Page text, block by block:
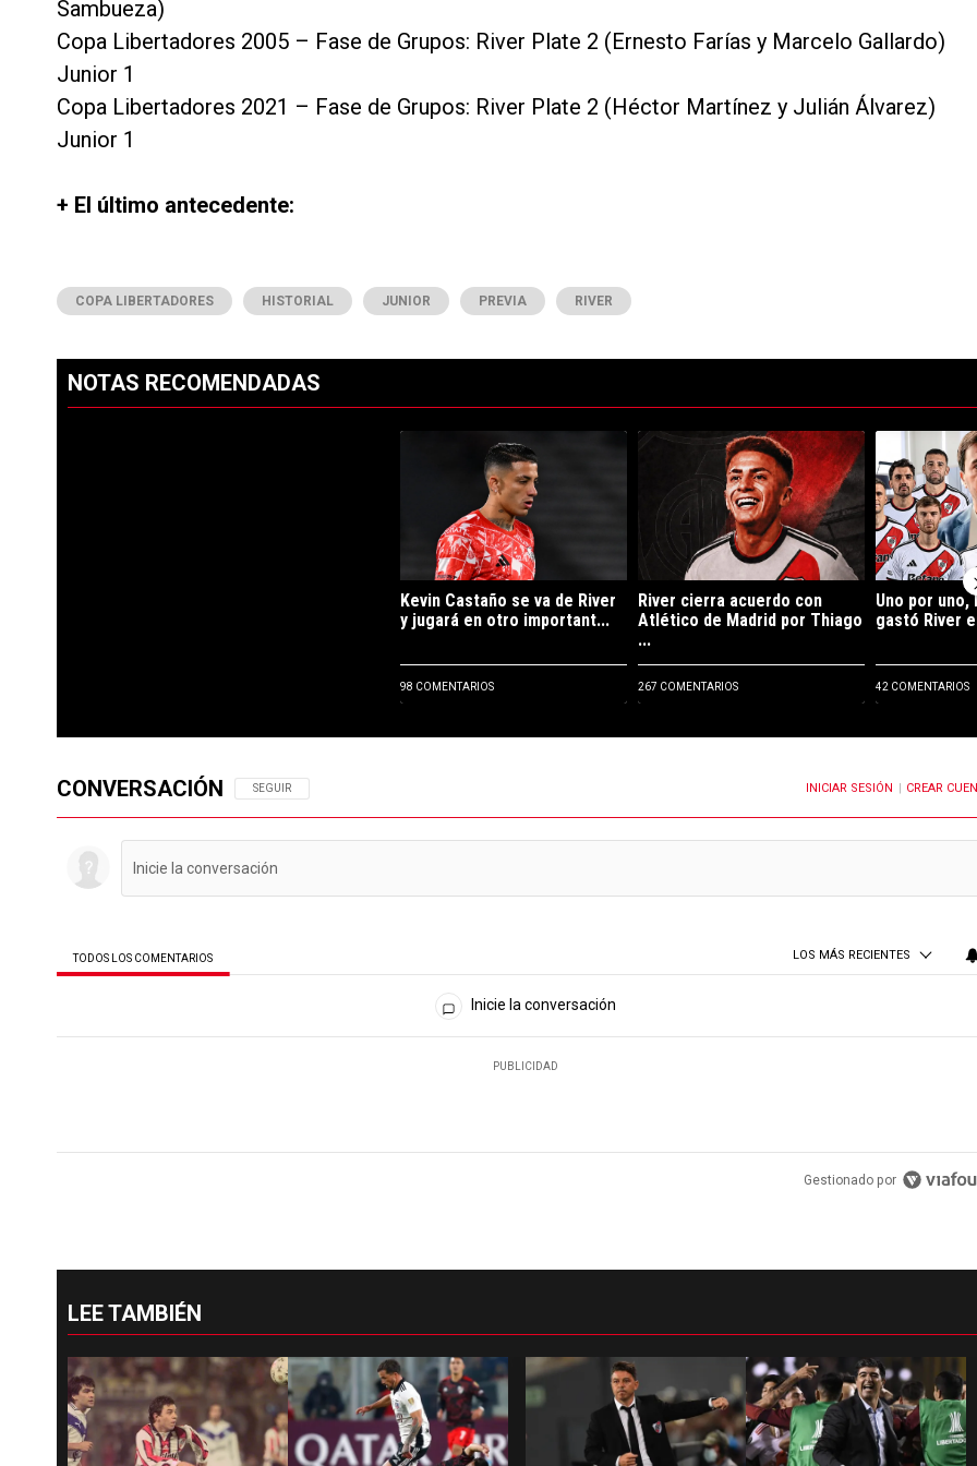
Sambueza)
Copa Libertadores 2005 – Fase de Grupos: River Plate 2 (Ernesto Farías y Marcelo Gallardo)
Junior 1
Copa Libertadores 2021 – Fase de Grupos: River Plate 2 (Héctor Martínez y Julián Álvarez)
Junior 1
+ El último antecedente:
COPA LIBERTADORES HISTORIAL JUNIOR PREVIA RIVER
NOTAS RECOMENDADAS
Un artículo de tendencia con el título "Kevin Castaño se va de River y jugará en
Kevin Castaño se va de River
y jugará en otro important...
98 COMENTARIOS
Un artículo de tendencia con el título "River
River cierra acuerdo con
Atlético de Madrid por Thiago
...
267 COMENTARIOS
Un artículo
Uno por uno,
gastó River
42 COMENTARIOS
CONVERSACIÓN SIGA ESTA CONVERSACIÓN PARA RECIBIR NOTIFICACIONES CUANDO SE PUBLIQUEN NUEVOS COMENTARIOS
SEGUIR INICIAR SESIÓN CREAR
TODOS LOS COMENTARIOS LOS MÁS RECIENTES
Inicie la conversación
PUBLICIDAD
Gestionado por
LEE TAMBIÉN